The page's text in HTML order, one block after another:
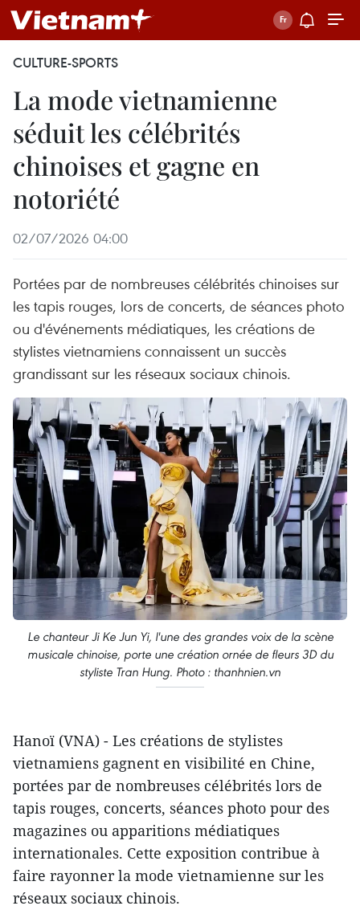
CULTURE-SPORTS
La mode vietnamienne
séduit les célébrités
chinoises et gagne en
notoriété
02/07/2026 04:00
Portées par de nombreuses célébrités chinoises sur
les tapis rouges, lors de concerts, de séances photo
ou d'événements médiatiques, les créations de
stylistes vietnamiens connaissent un succès
grandissant sur les réseaux sociaux chinois.
Le chanteur Ji Ke Jun Yi, l'une des grandes voix de la scène
musicale chinoise, porte une création ornée de fleurs 3D du
styliste Tran Hung. Photo : thanhnien.vn
Hanoï (VNA) - Les créations de stylistes
vietnamiens gagnent en visibilité en Chine,
portées par de nombreuses célébrités lors de
tapis rouges, concerts, séances photo pour des
magazines ou apparitions médiatiques
internationales. Cette exposition contribue à
faire rayonner la mode vietnamienne sur les
réseaux sociaux chinois.